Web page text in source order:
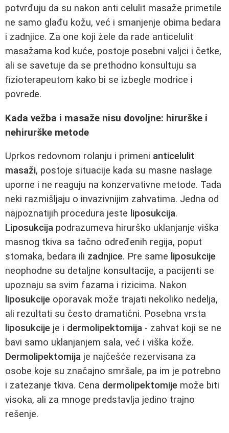
potvrđuju da su nakon anti celulit masaže primetile
ne samo glađu kožu, već i smanjenje obima bedara
i zadnjice. Za one koji žele da rade anticelulit
masažama kod kuće, postoje posebni valjci i četke,
ali se savetuje da se prethodno konsultuju sa
fizioterapeutom kako bi se izbegle modrice i
povrede.
Kada vežba i masaže nisu dovoljne: hirurške i
nehirurške metode
Uprkos redovnom rolanju i primeni anticelulit
masaži, postoje situacije kada su masne naslage
uporne i ne reaguju na konzervativne metode. Tada
neki razmišljaju o invazivnijim zahvatima. Jedna od
najpoznatijih procedura jeste liposukcija.
Liposukcija podrazumeva hirurško uklanjanje viška
masnog tkiva sa tačno određenih regija, poput
stomaka, bedara ili zadnjice. Pre same liposukcije
neophodne su detaljne konsultacije, a pacijenti se
upoznaju sa svim fazama i rizicima. Nakon
liposukcije oporavak može trajati nekoliko nedelja,
ali rezultati su često dramatični. Posebna vrsta
liposukcije je i dermolipektomija - zahvat koji se ne
bavi samo uklanjanjem sala, već i viška kože.
Dermolipektomija je najčešće rezervisana za
osobe koje su značajno smršale, pa im je potrebno
i zatezanje tkiva. Cena dermolipektomije može biti
visoka, ali za mnoge predstavlja jedino trajno
rešenje.